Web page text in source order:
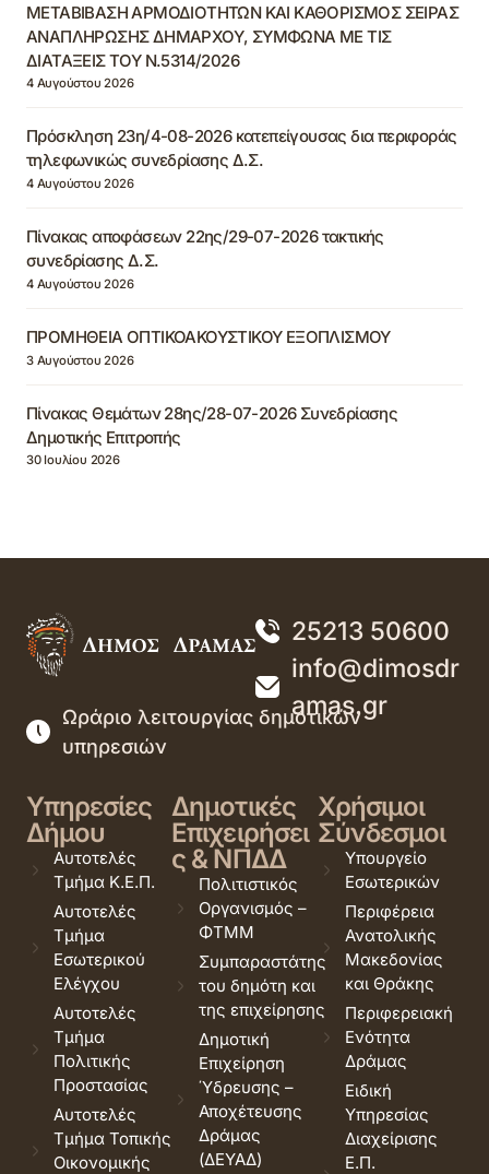
ΜΕΤΑΒΙΒΑΣΗ ΑΡΜΟΔΙΟΤΗΤΩΝ ΚΑΙ ΚΑΘΟΡΙΣΜΟΣ ΣΕΙΡΑΣ
ΑΝΑΠΛΗΡΩΣΗΣ ΔΗΜΑΡΧΟΥ, ΣΥΜΦΩΝΑ ΜΕ ΤΙΣ
ΔΙΑΤΑΞΕΙΣ ΤΟΥ Ν.5314/2026
4 Αυγούστου 2026
Πρόσκληση 23η/4-08-2026 κατεπείγουσας δια περιφοράς
τηλεφωνικώς συνεδρίασης Δ.Σ.
4 Αυγούστου 2026
Πίνακας αποφάσεων 22ης/29-07-2026 τακτικής
συνεδρίασης Δ.Σ.
4 Αυγούστου 2026
ΠΡΟΜΗΘΕΙΑ ΟΠΤΙΚΟΑΚΟΥΣΤΙΚΟΥ ΕΞΟΠΛΙΣΜΟΥ
3 Αυγούστου 2026
Πίνακας Θεμάτων 28ης/28-07-2026 Συνεδρίασης
Δημοτικής Επιτροπής
30 Ιουλίου 2026
25213 50600
info@dimosdr
amas.gr
Ωράριο λειτουργίας δημοτικών
υπηρεσιών
Υπηρεσίες
Δήμου
Αυτοτελές
Τμήμα Κ.Ε.Π.
Αυτοτελές
Τμήμα
Εσωτερικού
Ελέγχου
Αυτοτελές
Τμήμα
Πολιτικής
Προστασίας
Αυτοτελές
Τμήμα Τοπικής
Οικονομικής
Δημοτικές
Επιχειρήσει
ς & ΝΠΔΔ
Πολιτιστικός
Οργανισμός –
ΦΤΜΜ
Συμπαραστάτης
του δημότη και
της επιχείρησης
Δημοτική
Επιχείρηση
Ύδρευσης –
Αποχέτευσης
Δράμας
(ΔΕΥΑΔ)
Χρήσιμοι
Σύνδεσμοι
Υπουργείο
Εσωτερικών
Περιφέρεια
Ανατολικής
Μακεδονίας
και Θράκης
Περιφερειακή
Ενότητα
Δράμας
Ειδική
Υπηρεσίας
Διαχείρισης
Ε.Π.